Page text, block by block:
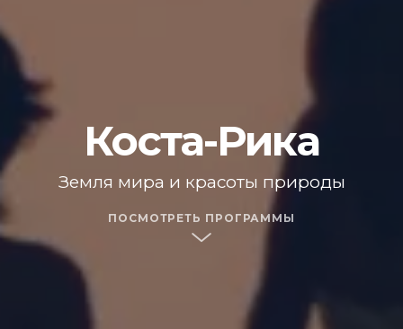
Коста-Рика
Земля мира и красоты природы
ПОСМОТРЕТЬ ПРОГРАММЫ